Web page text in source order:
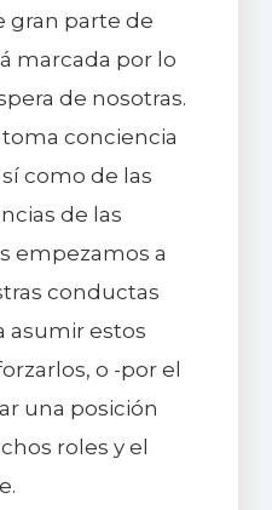
gran parte de
marcada por lo
de nosotras.
conciencia
como de las
de las
empezamos a
conductas
asumir estos
o -por el
una posición
roles y el